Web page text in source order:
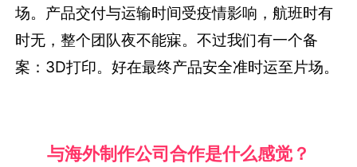
场。产品交付与运输时间受疫情影响，航班时有
时无，整个团队夜不能寐。不过我们有一个备
案：3D打印。好在最终产品安全准时运至片场。
与海外制作公司合作是什么感觉？